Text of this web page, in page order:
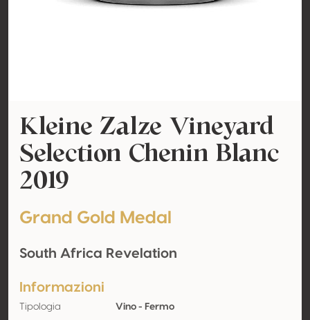
Kleine Zalze Vineyard
Selection Chenin Blanc
2019
Grand Gold Medal
South Africa Revelation
Informazioni
Tipologia Vino - Fermo